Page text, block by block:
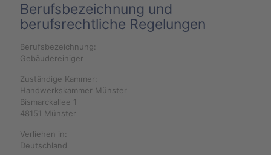
Berufsbezeichnung und
berufsrechtliche Regelungen
Berufsbezeichnung:
Gebäudereiniger
Zuständige Kammer:
Handwerkskammer Münster
Bismarckallee 1
48151 Münster
Verliehen in:
Deutschland